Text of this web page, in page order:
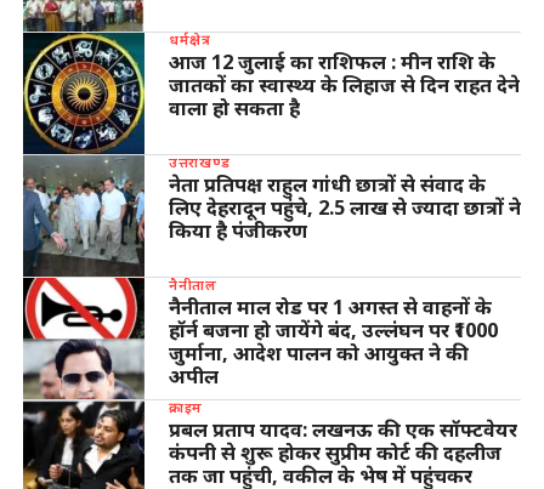
धर्मक्षेत्र
आज 12 जुलाई का राशिफल : मीन राशि के
जातकों का स्वास्थ्य के लिहाज से दिन राहत देने
वाला हो सकता है
उत्तराखण्ड
नेता प्रतिपक्ष राहुल गांधी छात्रों से संवाद के
लिए देहरादून पहुंचे, 2.5 लाख से ज्यादा छात्रों ने
किया है पंजीकरण
नैनीताल
नैनीताल माल रोड पर 1 अगस्त से वाहनों के
हॉर्न बजना हो जायेंगे बंद, उल्लंघन पर ₹1000
जुर्माना, आदेश पालन को आयुक्त ने की
अपील
क्राइम
प्रबल प्रताप यादव: लखनऊ की एक सॉफ्टवेयर
कंपनी से शुरू होकर सुप्रीम कोर्ट की दहलीज
तक जा पहुंची, वकील के भेष में पहुंचकर